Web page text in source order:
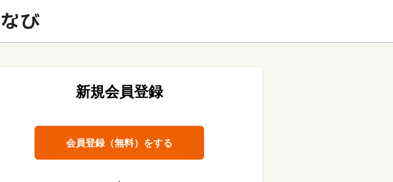
新規会員登録
会員登録（無料）をする